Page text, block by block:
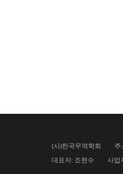
(사)한국무역학회 주소
대표자: 조현수 사업